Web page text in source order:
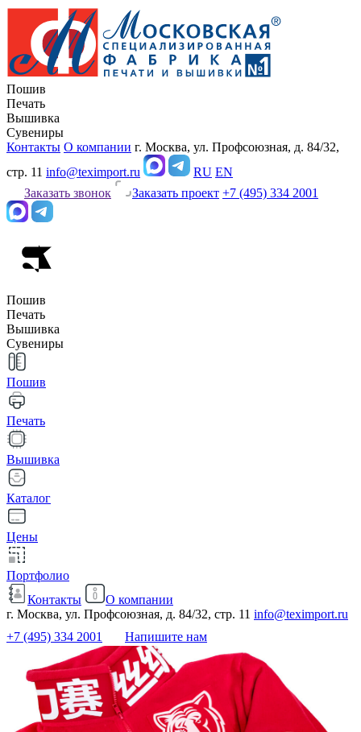
Пошив
Печать
Вышивка
Сувениры
Контакты О компании г. Москва, ул. Профсоюзная, д. 84/32,
стр. 11 info@teximport.ru RU EN
Заказать звонок
Заказать проект +7 (495) 334 2001
Пошив
Печать
Вышивка
Сувениры
Пошив
Печать
Вышивка
Каталог
Цены
Портфолио
Контакты
О компании
г. Москва, ул. Профсоюзная, д. 84/32, стр. 11 info@teximport.ru
+7 (495) 334 2001
Напишите нам